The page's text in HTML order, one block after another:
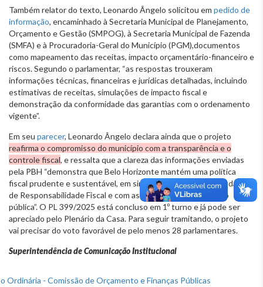
Também relator do texto, Leonardo Ângelo solicitou em pedido de
informação, encaminhado à Secretaria Municipal de Planejamento,
Orçamento e Gestão (SMPOG), à Secretaria Municipal de Fazenda
(SMFA) e à Procuradoria-Geral do Município (PGM),documentos
como mapeamento das receitas, impacto orçamentário-financeiro e
riscos. Segundo o parlamentar, “as respostas trouxeram
informações técnicas, financeiras e jurídicas detalhadas, incluindo
estimativas de receitas, simulações de impacto fiscal e
demonstração da conformidade das garantias com o ordenamento
vigente”.
Em seu parecer, Leonardo Ângelo declara ainda que o projeto
reafirma o compromisso do município com a transparência e o
controle fiscal, e ressalta que a clareza das informações enviadas
pela PBH “demonstra que Belo Horizonte mantém uma política
fiscal prudente e sustentável, em sintonia com os princípios da Lei
de Responsabilidade Fiscal e com as boas práticas de gestão
pública”. O PL 399/2025 está concluso em 1º turno e já pode ser
apreciado pelo Plenário da Casa. Para seguir tramitando, o projeto
vai precisar do voto favorável de pelo menos 28 parlamentares.
Superintendência de Comunicação Institucional